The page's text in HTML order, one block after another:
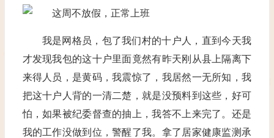
我是网格员，包了我们村的十户人，直到今天我
才发现我包的这十户里面竟然有昨天刚从县上隔离下
来得人员，是黄码，我震惊了，我居然一无所知，我
把这十户人背的一清二楚，就是没预料到这些，好可
怕，如果被纪委督查的抽上，我答不上来完了。还是
我的工作没做到位，警醒了我。拿了居家健康监测承